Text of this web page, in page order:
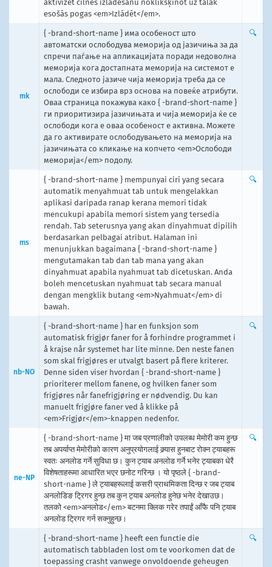
aktivizēt cilnes izlādēšanu noklikšķinot uz tālāk
esošās pogas <em>Izlādēt</em>.
mk
{ -brand-short-name } има особеност што
автоматски ослободува меморија од јазичиња за да
спречи паѓање на апликацијата поради недоволна
меморија кога достапната меморија на системот е
мала. Следното јазиче чија меморија треба да се
ослободи се избира врз основа на повеќе атрибути.
Оваа страница покажува како { -brand-short-name }
ги приоритизира јазичињата и чија меморија ќе се
ослободи кога е оваа особеност е активна. Можете
да го активирате ослободувањето на меморија на
јазичињата со кликање на копчето <em>Ослободи
меморија</em> подолу.
🔍
ms
{ -brand-short-name } mempunyai ciri yang secara
automatik menyahmuat tab untuk mengelakkan
aplikasi daripada ranap kerana memori tidak
mencukupi apabila memori sistem yang tersedia
rendah. Tab seterusnya yang akan dinyahmuat dipilih
berdasarkan pelbagai atribut. Halaman ini
menunjukkan bagaimana { -brand-short-name }
mengutamakan tab dan tab mana yang akan
dinyahmuat apabila nyahmuat tab dicetuskan. Anda
boleh mencetuskan nyahmuat tab secara manual
dengan mengklik butang <em>Nyahmuat</em> di
bawah.
🔍
nb-NO
{ -brand-short-name } har en funksjon som
automatisk frigjør faner for å forhindre programmet i
å krajse når systemet har lite minne. Den neste fanen
som skal frigjøres er utvalgt basert på flere kriterer.
Denne siden viser hvordan { -brand-short-name }
prioriterer mellom fanene, og hvilken faner som
frigjøres når fanefrigjøring er nødvendig. Du kan
manuelt frigjøre faner ved å klikke på
<em>Frigjør</em>-knappen nedenfor.
🔍
ne-NP
{ -brand-short-name } मा जब प्रणालीको उपलब्ध मेमोरी कम हुन्छ
तब अपर्याप्त मेमोरीको कारण अनुप्रयोगलाई क्र्यास हुनबाट रोक्न ट्याबहरू
स्वतः अनलोड गर्ने सुविधा छ। कुन ट्याब अनलोड गर्ने भनेर ट्याबका धेरै
विशेषताहरूमा आधारित भएर छनोट गरिन्छ । यो पृष्ठले { -brand-
short-name } ले ट्याबहरूलाई कसरी प्राथमिकता दिन्छ र जब ट्याब
अनलोडिङ ट्रिगर हुन्छ तब कुन ट्याब अनलोड हुनेछ भनेर देखाउछ।
तलको <em>अनलोड</em> बटनमा क्लिक गरेर तपाईं आँफै पनि ट्याब
अनलोड ट्रिगर गर्न सक्नुहुन्छ।
🔍
{ -brand-short-name } heeft een functie die
automatisch tabbladen lost om te voorkomen dat de
toepassing crasht vanwege onvoldoende geheugen
🔍